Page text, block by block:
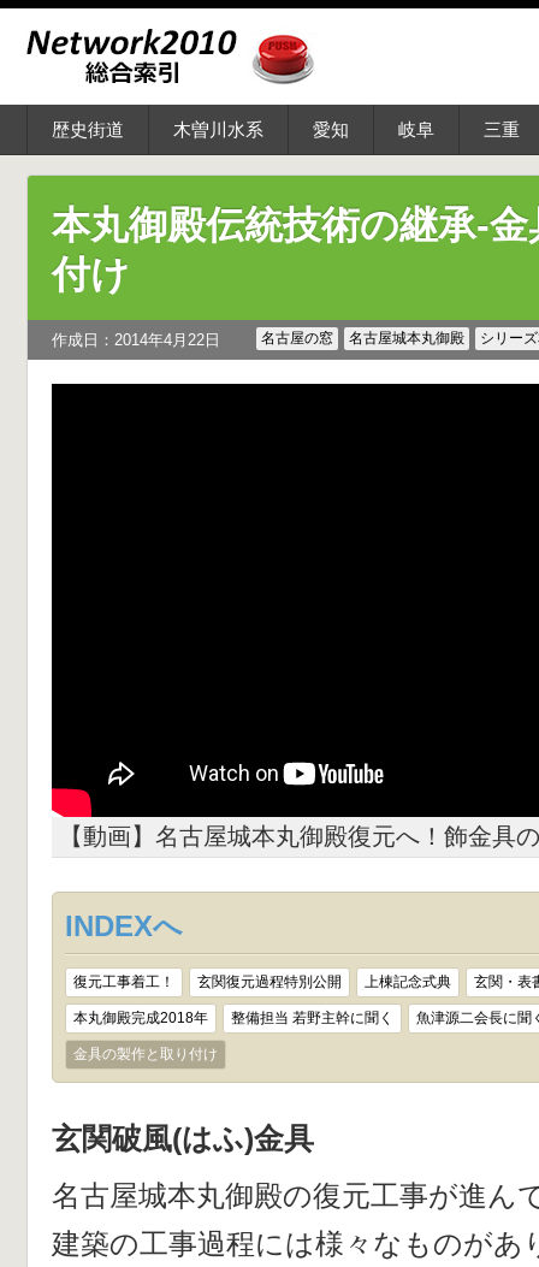
歴史街道 木曽川水系 愛知 岐阜 三重
本丸御殿伝統技術の継承-
付け
作成日：2014年4月22日 名古屋の窓 名古屋城本丸御殿 シリー
【動画】名古屋城本丸御殿復元へ！飾金具
INDEXへ
復元工事着工！ 玄関復元過程特別公開 上棟記念式典 玄関・表
本丸御殿完成2018年 整備担当 若野主幹に聞く 魚津源二会長に聞
金具の製作と取り付け
玄関破風(はふ)金具
名古屋城本丸御殿の復元工事が進ん
建築の工事過程には様々なものがあ